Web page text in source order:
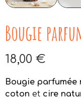
Bougie
18,00 €
Bougie
coton et cire